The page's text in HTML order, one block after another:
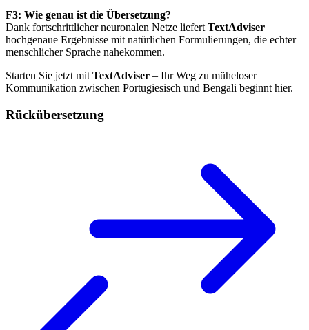
F3: Wie genau ist die Übersetzung?
Dank fortschrittlicher neuronalen Netze liefert TextAdviser
hochgenaue Ergebnisse mit natürlichen Formulierungen, die echter
menschlicher Sprache nahekommen.
Starten Sie jetzt mit TextAdviser – Ihr Weg zu müheloser
Kommunikation zwischen Portugiesisch und Bengali beginnt hier.
Rückübersetzung